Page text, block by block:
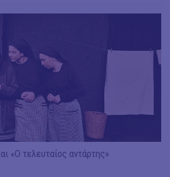
«Ο τελευταίος αντάρτης»